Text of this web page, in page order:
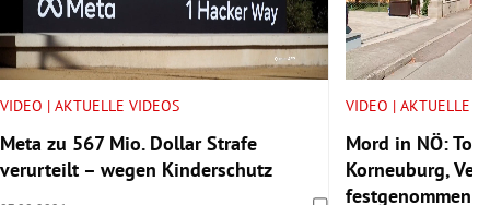
Untermenü
VIDEO | AKTUELLE VIDEOS
Meta zu 567 Mio. Dollar Strafe
verurteilt – wegen Kinderschutz
VIDEO | AKTUELLE
Mord in NÖ:
Korneuburg,
festgenommen